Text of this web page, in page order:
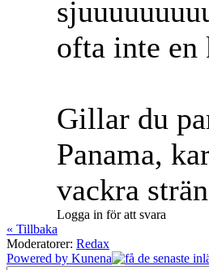
ofta inte en
Gillar du
Panama,
vackra
Logga in för att svara
« Tillbaka
Moderatorer: Redax
Powered by Kunena